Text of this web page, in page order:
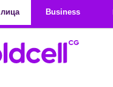
Business